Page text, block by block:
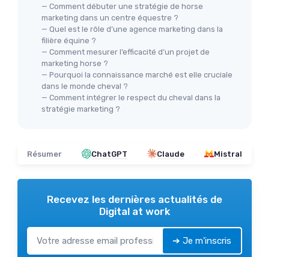
— Comment débuter une stratégie de horse
marketing dans un centre équestre ?
— Quel est le rôle d’une agence marketing dans la
filière équine ?
— Comment mesurer l’efficacité d’un projet de
marketing horse ?
— Pourquoi la connaissance marché est elle cruciale
dans le monde cheval ?
— Comment intégrer le respect du cheval dans la
stratégie marketing ?
Résumer ChatGPT Claude Mistral
Recevez les dernières actualités de
Digital at work
➔ Je m'inscris